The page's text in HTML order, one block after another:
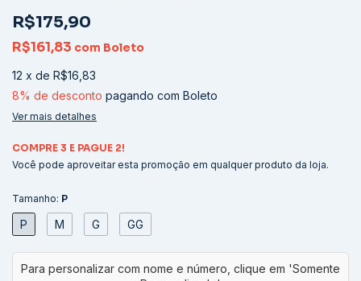
R$175,90
R$161,83 com Boleto
12 x de R$16,83
8% de desconto pagando com Boleto
Ver mais detalhes
COMPRE 3 E PAGUE 2!
Você pode aproveitar esta promoção em qualquer produto da loja.
Tamanho: P
P M G GG